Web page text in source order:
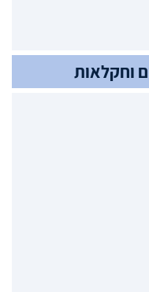
וחקלאות